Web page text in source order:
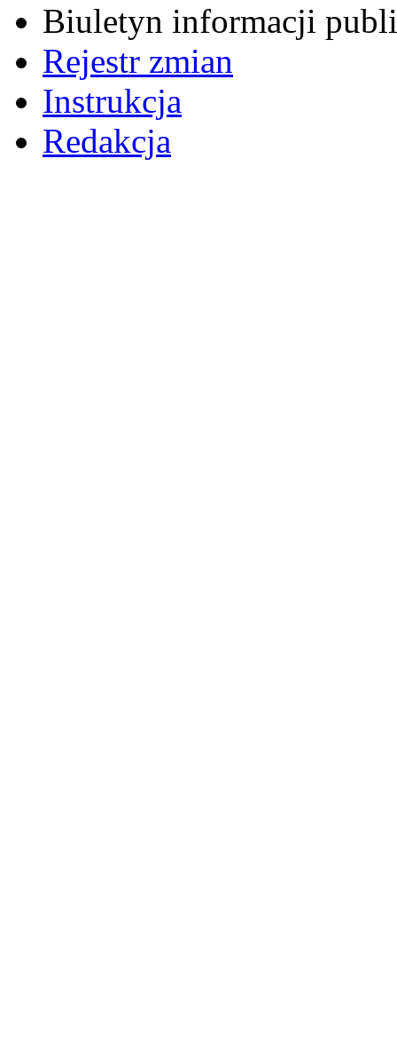
Biuletyn informacji
Rejestr zmian
Instrukcja
Redakcja